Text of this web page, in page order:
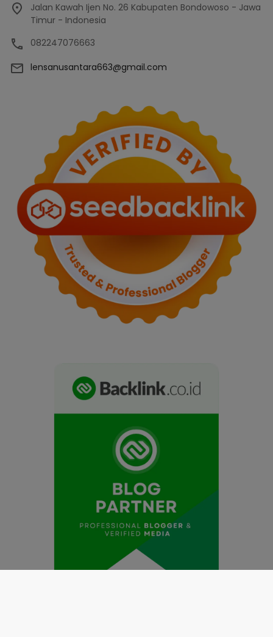
Jalan Kawah Ijen No. 26 Kabupaten Bondowoso - Jawa
Timur - Indonesia
082247076663
lensanusantara663@gmail.com